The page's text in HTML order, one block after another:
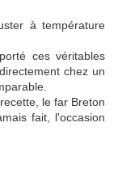
à température
ces véritables
chez un
le far Breton
fait, l'occasion